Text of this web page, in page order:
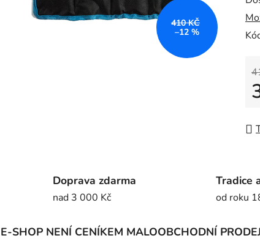
0,0
z
5
410 KČ
–12 %
Doprava zdarma
nad 3 000 Kč
Tradice
od roku
E-SHOP NENÍ CENÍKEM MALOOBCHODNÍ